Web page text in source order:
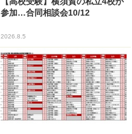
参加…合同相談会10/12
2026.8.5